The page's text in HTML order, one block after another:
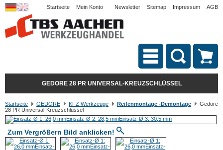
Startseite Mein Konto Newsletter Sitemap Impressum AGB
GEDORE 28 PR UNIVERSAL-KREUZSCHLÜSSEL
Startseite GEDORE KFZ Werkzeuge Reifenmontage -Demontage
Gedore
28 PR Universal-Kreuzschlüssel
Zum Vergrößern Bild anklicken!